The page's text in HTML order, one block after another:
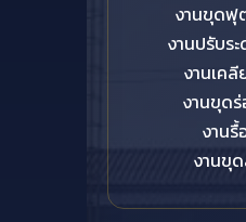
งานขุดฟุ
งานปรับร
งานเค
งานขุดร่
งาน
งานขุ